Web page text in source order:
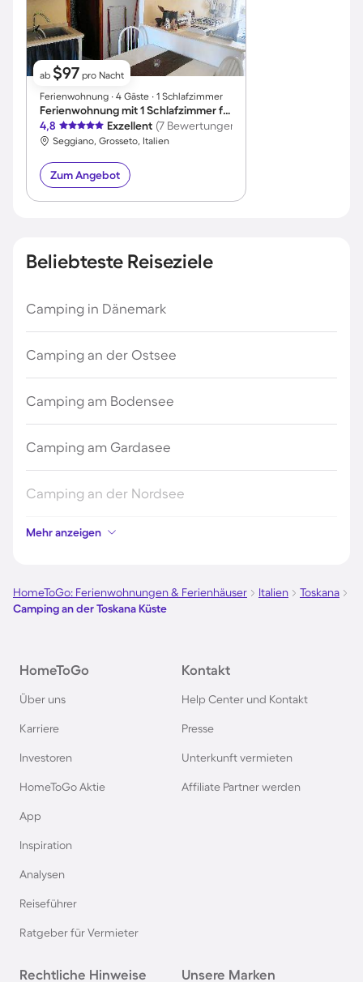
ab $97 pro Nacht
Ferienwohnung ∙ 4 Gäste ∙ 1 Schlafzimmer
Ferienwohnung mit 1 Schlafzimmer für 4 Personen
4,8
Exzellent (7 Bewertungen)
Seggiano, Grosseto, Italien
Zum Angebot
Beliebteste Reiseziele
Camping in Dänemark
Camping an der Ostsee
Camping am Bodensee
Camping am Gardasee
Camping an der Nordsee
Camping in Kroatien
Camping auf Fehmarn
Camping im Harz
Camping auf Usedom
Camping in Schweden
Camping in Holland
Mehr anzeigen
HomeToGo: Ferienwohnungen & Ferienhäuser Italien
Toskana
Camping an der Toskana Küste
HomeToGo
Über uns
Karriere
Investoren
HomeToGo Aktie
App
Inspiration
Analysen
Reiseführer
Ratgeber für Vermieter
Kontakt
Help Center und Kontakt
Presse
Unterkunft vermieten
Affiliate Partner werden
Rechtliche Hinweise Unsere Marken